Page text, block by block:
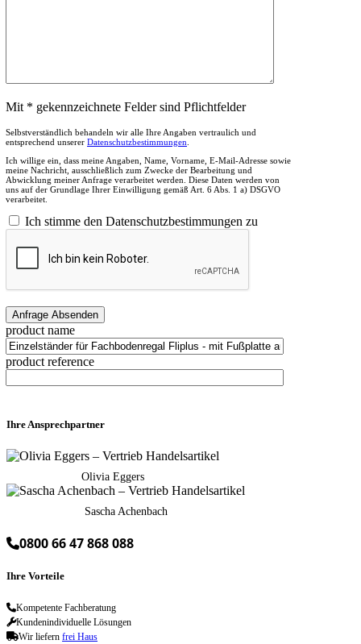
Mit * gekennzeichnete Felder sind Pflichtfelder
Selbstverständlich behandeln wir alle Ihre Angaben vertraulich und
entsprechend unserer Datenschutzbestimmungen
Ich willige ein, dass meine Angaben, Name, Vorname, E-Mail-Adresse sowie
meine Nachricht, ausschließlich zum Zwecke der Bearbeitung und
Abwicklung meiner Anfrage verarbeitet werden. Diese Daten werden von
uns auf der Grundlage Ihrer Einwilligung gemäß Art. 6 Abs. 1 a) DSGVO
verarbeitet.
Ich stimme den Datenschutzbestimmungen zu
product name
product reference
Ihre Ansprechpartner
Olivia Eggers
Sascha Achenbach
0800 66 47 868 088
Ihre Vorteile
Kompetente Fachberatung
Kundenindividuelle Lösungen
Wir liefern frei Haus